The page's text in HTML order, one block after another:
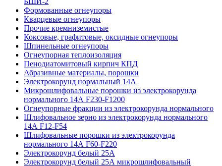
Формованные огнеупоры
Кварцевые огнеупоры
Прочие кремниземистые
Коксовые, графитовые, оксидные огнеупоры
Шпинельные огнеупоры
Огнеупорная теплоизоляция
Пенодиатомитовый кирпич КПД
Абразивные материалы, порошки
Электрокорунд нормальный 14А
Микрошлифовальные порошки из электрокорунда
нормального 14А F230-F1200
Огнеупорные фракции из электрокорунда нормального
Шлифовальное зерно из электрокорунда нормального
14А F12-F54
Шлифовальные порошки из электрокорунда
нормального 14А F60-F220
Электрокорунд белый 25А
Электрокорунд белый 25А микрошлифовальный